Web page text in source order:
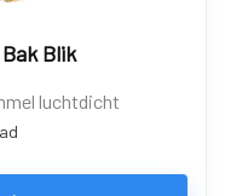
Blik
luchtdicht